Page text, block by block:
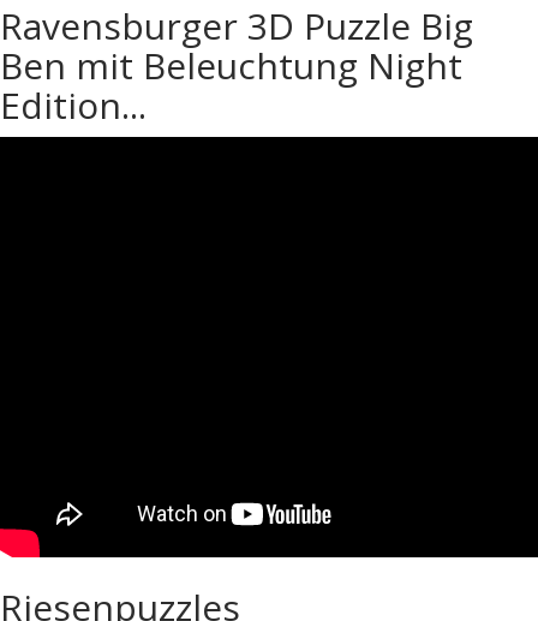
Ravensburger 3D Puzzle Big
Ben mit Beleuchtung Night
Edition...
Riesenpuzzles